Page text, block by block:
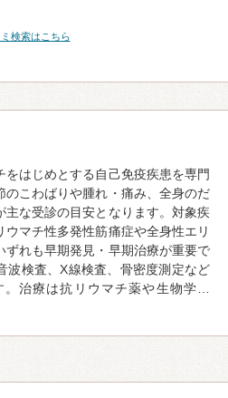
検索はこちら
をはじめとする自己免疫疾患を専門
のこわばりや腫れ・痛み、全身のだ
主な受診の目安となります。対象疾
マチ性多発性筋痛症や全身性エリ
ずれも早期発見・早期治療が重要で
波検査、X線検査、骨密度測定など
治療は抗リウマチ薬や生物学…